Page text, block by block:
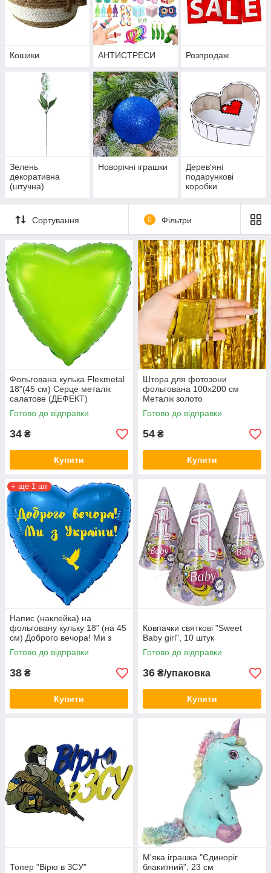
Кошики АНТИСТРЕСИ Розпродаж
Зелень
декоративна
(штучна)
Новорічні іграшки
Дерев'яні
подарункові
коробки
Сортування 0 Фільтри
Фольгована кулька Flexmetal
18"(45 см) Серце металік
салатове (ДЕФЕКТ)
Готово до відправки
34 ₴
Купити
Штора для фотозони
фольгована 100х200 см
Металік золото
Готово до відправки
54 ₴
Купити
+ ще 1 шт
Напис (наклейка) на
фольговану кульку 18" (на 45
см) Доброго вечора! Ми з
України! (будь-який колір)
Готово до відправки
38 ₴
Купити
Ковпачки святкові "Sweet
Baby girl", 10 штук
Готово до відправки
36 ₴/упаковка
Купити
Топер "Вірю в ЗСУ"
М'яка іграшка "Єдиноріг
блакитний", 23 см